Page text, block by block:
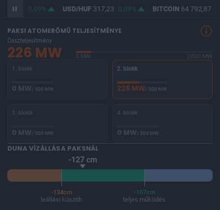
365,74 0,09% USD/HUF317,23 0,08% BITCOIN64 792,87
PAKSI ATOMERŐMŰ TELJESÍTMÉNYE
Összteljesítmény
226 MW 0 MW
2000 MW
1. blokk
0 MW/ 500 MW
2. blokk
226 MW/ 500 MW
3. blokk
0 MW/ 500 MW
4. blokk
0 MW/ 500 MW
DUNA VÍZÁLLÁSA PAKSNÁL
-127 cm
-134cm
leállási küszöb
-107cm
teljes működés